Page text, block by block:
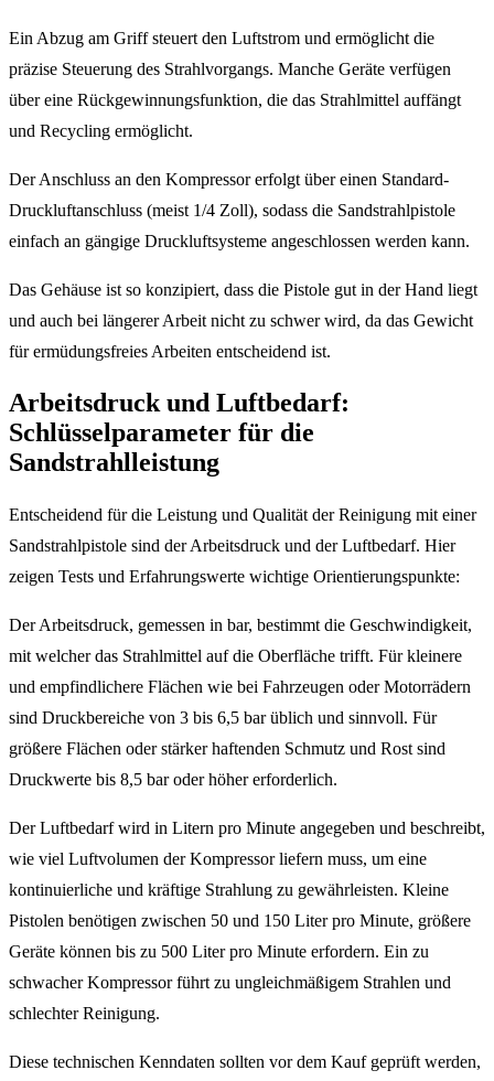
Ein Abzug am Griff steuert den Luftstrom und ermöglicht die
präzise Steuerung des Strahlvorgangs. Manche Geräte verfügen
über eine Rückgewinnungsfunktion, die das Strahlmittel auffängt
und Recycling ermöglicht.
Der Anschluss an den Kompressor erfolgt über einen Standard-
Druckluftanschluss (meist 1/4 Zoll), sodass die Sandstrahlpistole
einfach an gängige Druckluftsysteme angeschlossen werden kann.
Das Gehäuse ist so konzipiert, dass die Pistole gut in der Hand liegt
und auch bei längerer Arbeit nicht zu schwer wird, da das Gewicht
für ermüdungsfreies Arbeiten entscheidend ist.
Arbeitsdruck und Luftbedarf:
Schlüsselparameter für die
Sandstrahlleistung
Entscheidend für die Leistung und Qualität der Reinigung mit einer
Sandstrahlpistole sind der Arbeitsdruck und der Luftbedarf. Hier
zeigen Tests und Erfahrungswerte wichtige Orientierungspunkte:
Der Arbeitsdruck, gemessen in bar, bestimmt die Geschwindigkeit,
mit welcher das Strahlmittel auf die Oberfläche trifft. Für kleinere
und empfindlichere Flächen wie bei Fahrzeugen oder Motorrädern
sind Druckbereiche von 3 bis 6,5 bar üblich und sinnvoll. Für
größere Flächen oder stärker haftenden Schmutz und Rost sind
Druckwerte bis 8,5 bar oder höher erforderlich.
Der Luftbedarf wird in Litern pro Minute angegeben und beschreibt,
wie viel Luftvolumen der Kompressor liefern muss, um eine
kontinuierliche und kräftige Strahlung zu gewährleisten. Kleine
Pistolen benötigen zwischen 50 und 150 Liter pro Minute, größere
Geräte können bis zu 500 Liter pro Minute erfordern. Ein zu
schwacher Kompressor führt zu ungleichmäßigem Strahlen und
schlechter Reinigung.
Diese technischen Kenndaten sollten vor dem Kauf geprüft werden,